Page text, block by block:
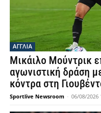
ΑΓΓΛΙΑ
Μικάιλο Μούντρικ
αγωνιστική δράση
κόντρα στη
Sportlive Newsroom - 06/08/2026